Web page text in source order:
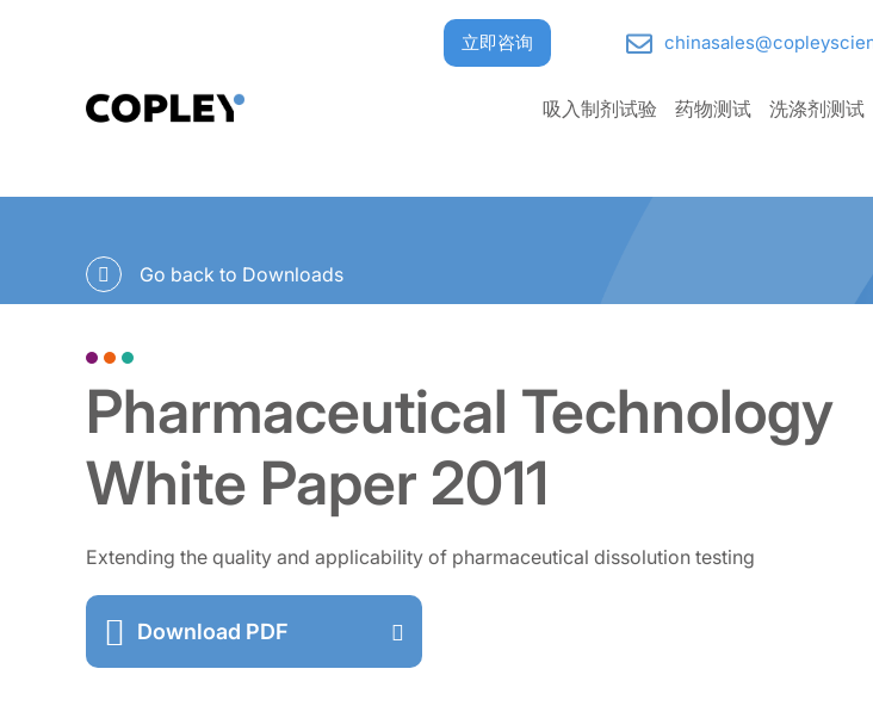
立即咨询
吸入制剂试验 药物测试 洗涤剂测试
Go back to Downloads
Pharmaceutical Technology
White Paper 2011
Extending the quality and applicability of pharmaceutical dissolution testing
Download PDF